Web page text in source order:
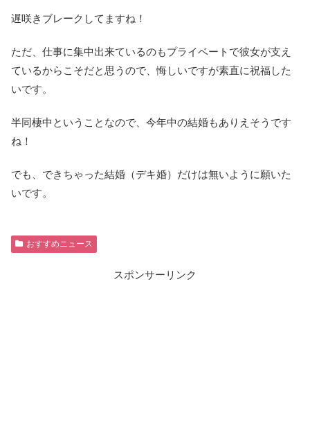
遅咲きブレークしてますね！
ただ、仕事に集中出来ているのもプライベートで彼女が支え
ているからこそだと思うので、悔しいですが素直に祝福した
いです。
半同棲中ということなので、今年中の結婚もありえそうです
ね！
でも、できちゃった結婚（デキ婚）だけは無いように願いた
いです。
おすすめニュース
スポンサーリンク